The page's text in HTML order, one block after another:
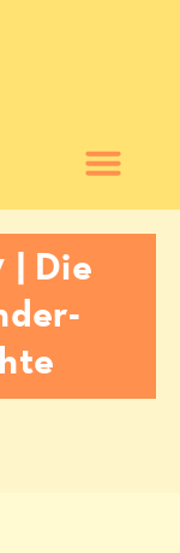
| Die